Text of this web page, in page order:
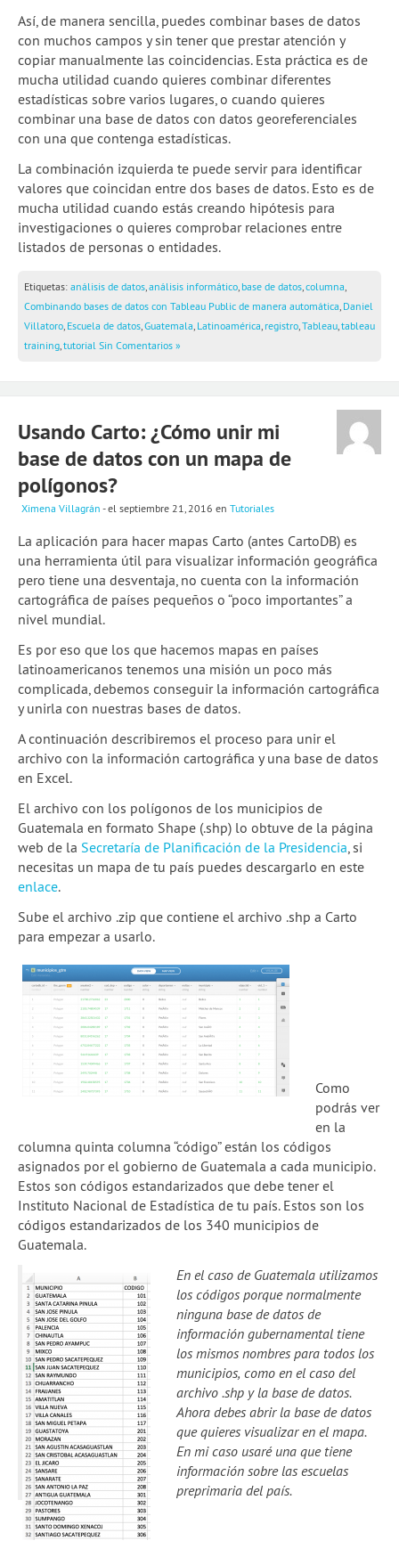
Así, de manera sencilla, puedes combinar bases de datos
con muchos campos y sin tener que prestar atención y
copiar manualmente las coincidencias. Esta práctica es de
mucha utilidad cuando quieres combinar diferentes
estadísticas sobre varios lugares, o cuando quieres
combinar una base de datos con datos georeferenciales
con una que contenga estadísticas.
La combinación izquierda te puede servir para identificar
valores que coincidan entre dos bases de datos. Esto es de
mucha utilidad cuando estás creando hipótesis para
investigaciones o quieres comprobar relaciones entre
listados de personas o entidades.
Etiquetas: análisis de datos análisis informático base de datos columna
Combinando bases de datos con Tableau Public de manera automática Daniel
Villatoro Escuela de datos Guatemala Latinoamérica registro Tableau tableau
training tutorial Sin Comentarios »
Usando Carto: ¿Cómo unir mi
base de datos con un mapa de
polígonos?
Ximena Villagrán - el septiembre 21, 2016 en Tutoriales
La aplicación para hacer mapas Carto (antes CartoDB) es
una herramienta útil para visualizar información geográfica
pero tiene una desventaja, no cuenta con la información
cartográfica de países pequeños o “poco importantes” a
nivel mundial.
Es por eso que los que hacemos mapas en países
latinoamericanos tenemos una misión un poco más
complicada, debemos conseguir la información cartográfica
y unirla con nuestras bases de datos.
A continuación describiremos el proceso para unir el
archivo con la información cartográfica y una base de datos
en Excel.
El archivo con los polígonos de los municipios de
Guatemala en formato Shape (.shp) lo obtuve de la página
web de la Secretaría de Planificación de la Presidencia , si
necesitas un mapa de tu país puedes descargarlo en este
enlace.
Sube el archivo .zip que contiene el archivo .shp a Carto
para empezar a usarlo.
Como
podrás ver
en la
columna quinta columna “código” están los códigos
asignados por el gobierno de Guatemala a cada municipio.
Estos son códigos estandarizados que debe tener el
Instituto Nacional de Estadística de tu país. Estos son los
códigos estandarizados de los 340 municipios de
Guatemala.
En el caso de Guatemala utilizamos
los códigos porque normalmente
ninguna base de datos de
información gubernamental tiene
los mismos nombres para todos los
municipios, como en el caso del
archivo .shp y la base de datos.
Ahora debes abrir la base de datos
que quieres visualizar en el mapa.
En mi caso usaré una que tiene
información sobre las escuelas
preprimaria del país.